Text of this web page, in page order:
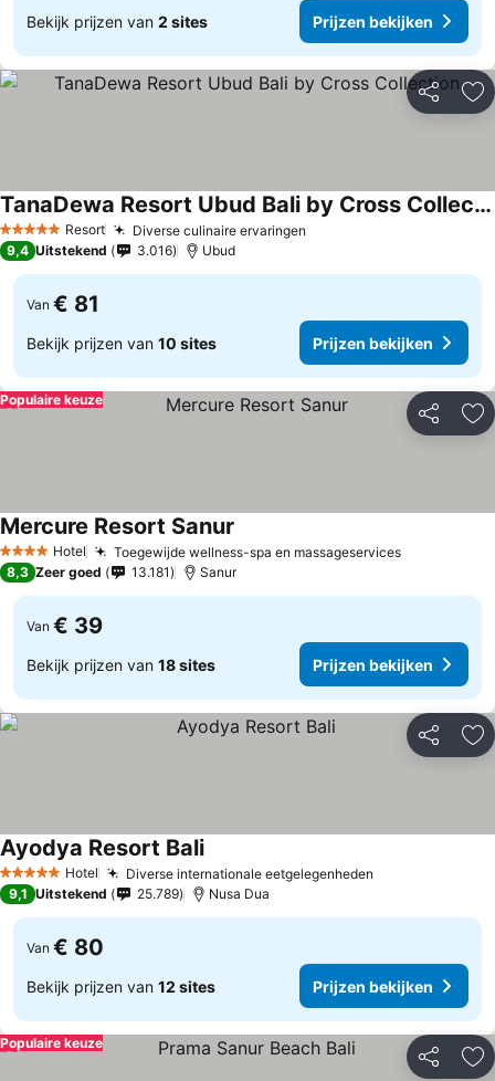
Bekijk prijzen van 2 sites Prijzen bekijken
Delen
5 Sterren Resort Diverse culinaire ervaringen
TanaDewa Resort Ubud Bali by Cross Collection
9,4 Uitstekend 3.016 Ubud
Van € 81
Bekijk prijzen van 10 sites Prijzen bekijken
Delen
Populaire keuze
4 SterrenHotel Toegewijde wellness-spa en massageservices
Mercure Resort Sanur
8,3 Zeer goed 13.181 Sanur
Van € 39
Bekijk prijzen van 18 sites Prijzen bekijken
Delen
5 Sterren Hotel Diverse internationale eetgelegenheden
Ayodya Resort Bali
9,1 Uitstekend 25.789 Nusa Dua
Van € 80
Bekijk prijzen van 12 sites Prijzen bekijken
Delen
Populaire keuze